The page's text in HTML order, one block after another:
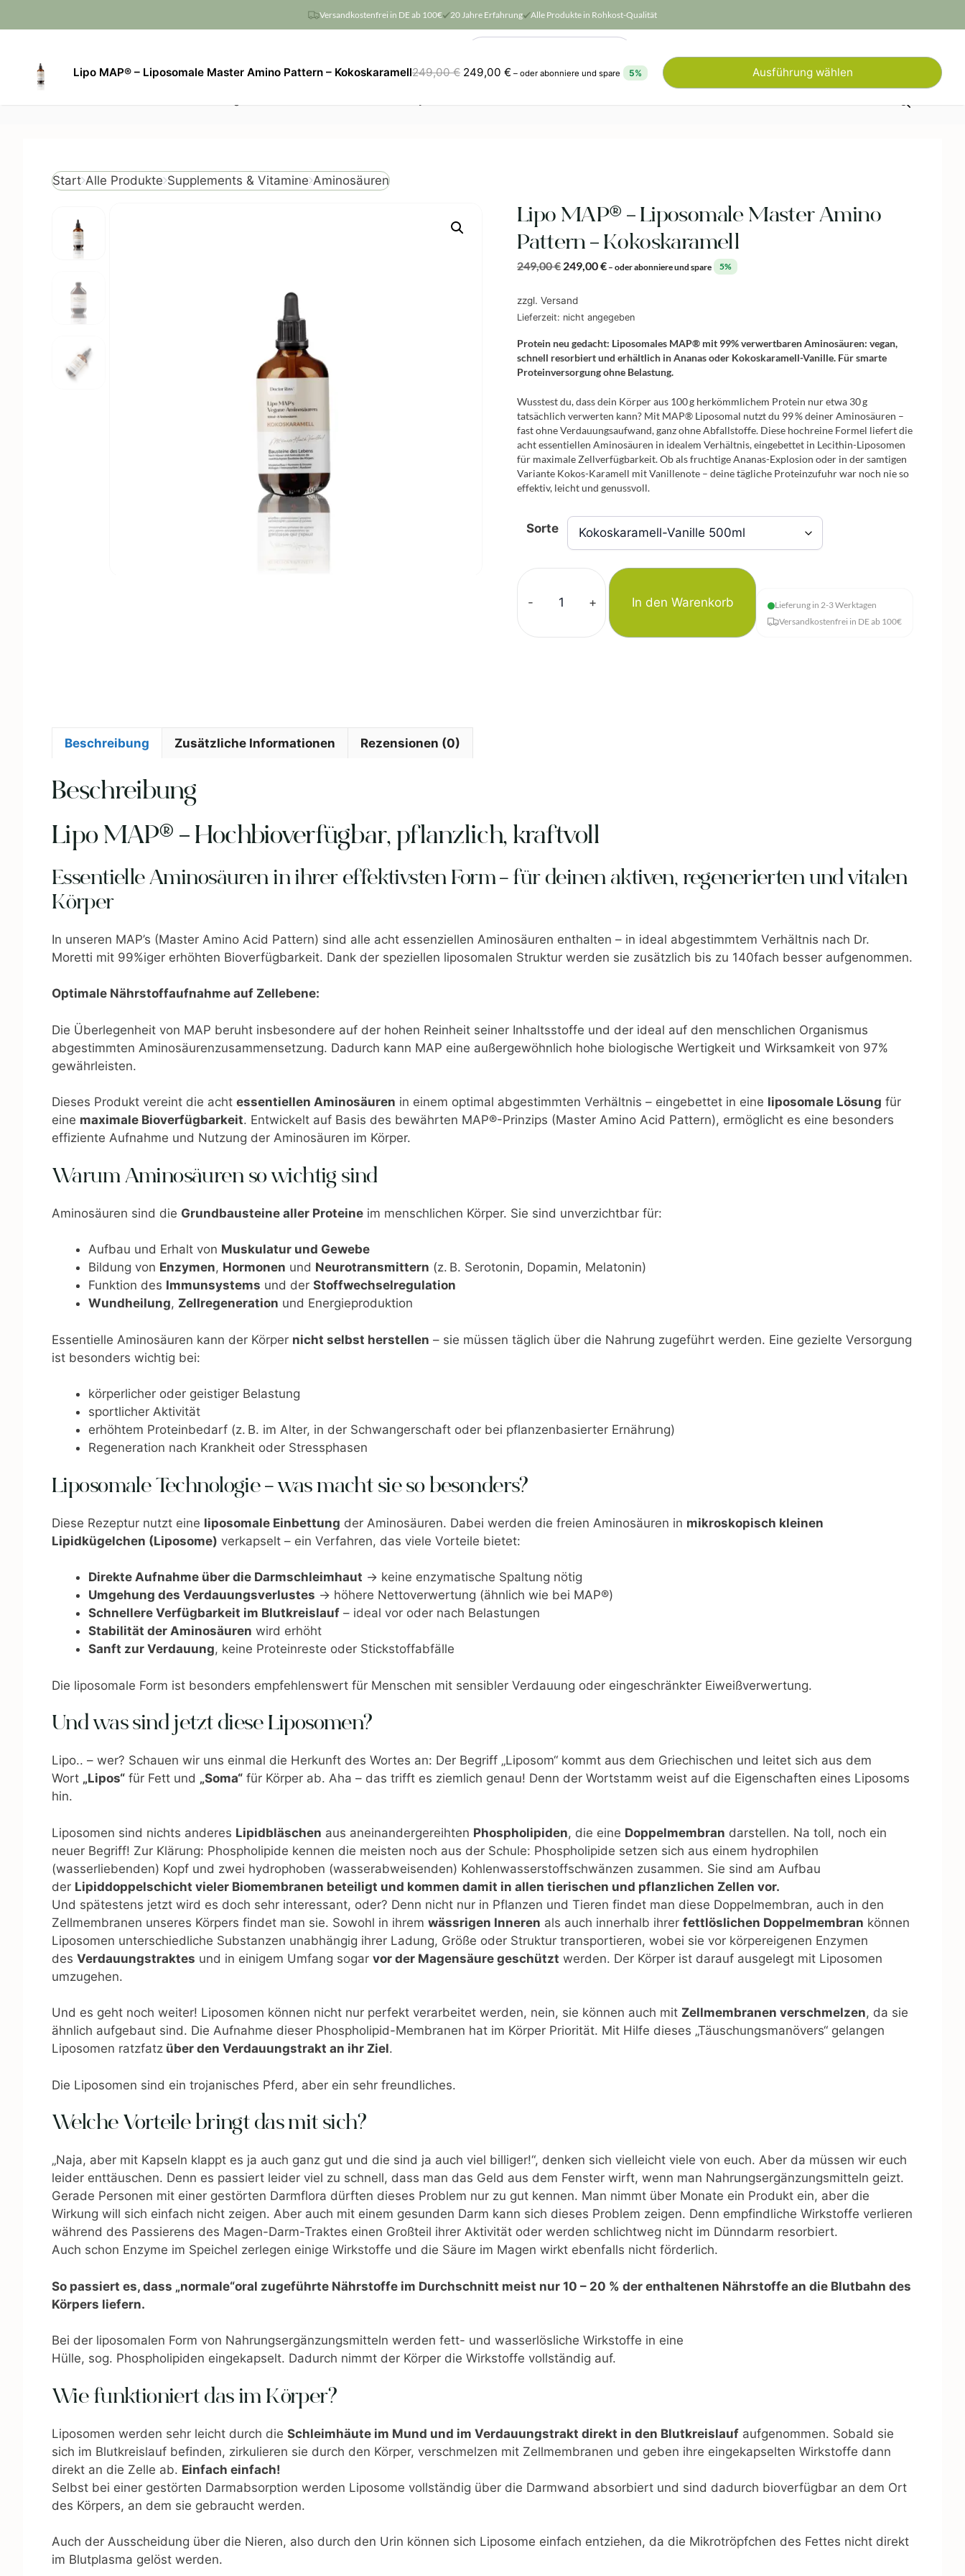
Inhalt
Versandkostenfrei in DE ab 100€ 20 Jahre Erfahrung Alle Produkte in Rohkost-Qualität
Products
Start Alle Produkte Supplements & Vitamine Aminosäuren
Lipo MAP® – Liposomale Master Amino
Pattern – Kokoskaramell
249,00€ 249,00€ – oder abonniere und spare 5%
zzgl. Versand
Lieferzeit: nicht angegeben
Protein neu gedacht: Liposomales MAP® mit 99% verwertbaren Aminosäuren: vegan,
schnell resorbiert und erhältlich in Ananas oder Kokoskaramell-Vanille. Für smarte
Proteinversorgung ohne Belastung.
Wusstest du, dass dein Körper aus 100 g herkömmlichem Protein nur etwa 30 g
tatsächlich verwerten kann? Mit MAP® Liposomal nutzt du 99 % deiner Aminosäuren –
fast ohne Verdauungsaufwand, ganz ohne Abfallstoffe. Diese hochreine Formel liefert die
acht essentiellen Aminosäuren in idealem Verhältnis, eingebettet in Lecithin-Liposomen
für maximale Zellverfügbarkeit. Ob als fruchtige Ananas-Explosion oder in der samtigen
Variante Kokos-Karamell mit Vanillenote – deine tägliche Proteinzufuhr war noch nie so
effektiv, leicht und genussvoll.
Sorte
-
MAP®
+ In den Warenkorb
Lieferung in 2-3 Werktagen
Versandkostenfrei in DE ab 100€
Beschreibung Zusätzliche Informationen Rezensionen (0)
Beschreibung
Lipo MAP® – Hochbioverfügbar, pflanzlich, kraftvoll
Essentielle Aminosäuren in ihrer effektivsten Form – für deinen aktiven, regenerierten und vitalen
Körper
In unseren MAP’s (Master Amino Acid Pattern) sind alle acht essenziellen Aminosäuren enthalten – in ideal abgestimmtem Verhältnis nach Dr.
Moretti mit 99%iger erhöhten Bioverfügbarkeit. Dank der speziellen liposomalen Struktur werden sie zusätzlich bis zu 140fach besser aufgenommen.
Optimale Nährstoffaufnahme auf Zellebene:
Die Überlegenheit von MAP beruht insbesondere auf der hohen Reinheit seiner Inhaltsstoffe und der ideal auf den menschlichen Organismus
abgestimmten Aminosäurenzusammensetzung. Dadurch kann MAP eine außergewöhnlich hohe biologische Wertigkeit und Wirksamkeit von 97%
gewährleisten.
Dieses Produkt vereint die acht essentiellen Aminosäuren in einem optimal abgestimmten Verhältnis – eingebettet in eine liposomale Lösung für
eine maximale Bioverfügbarkeit. Entwickelt auf Basis des bewährten MAP®-Prinzips (Master Amino Acid Pattern), ermöglicht es eine besonders
effiziente Aufnahme und Nutzung der Aminosäuren im Körper.
Warum Aminosäuren so wichtig sind
Aminosäuren sind die Grundbausteine aller Proteine im menschlichen Körper. Sie sind unverzichtbar für:
Aufbau und Erhalt von Muskulatur und Gewebe
Bildung von Enzymen, Hormonen und Neurotransmittern (z. B. Serotonin, Dopamin, Melatonin)
Funktion des Immunsystems und der Stoffwechselregulation
Wundheilung, Zellregeneration und Energieproduktion
Essentielle Aminosäuren kann der Körper nicht selbst herstellen – sie müssen täglich über die Nahrung zugeführt werden. Eine gezielte Versorgung
ist besonders wichtig bei:
körperlicher oder geistiger Belastung
sportlicher Aktivität
erhöhtem Proteinbedarf (z. B. im Alter, in der Schwangerschaft oder bei pflanzenbasierter Ernährung)
Regeneration nach Krankheit oder Stressphasen
Liposomale Technologie – was macht sie so besonders?
Diese Rezeptur nutzt eine liposomale Einbettung der Aminosäuren. Dabei werden die freien Aminosäuren in mikroskopisch kleinen
Lipidkügelchen (Liposome) verkapselt – ein Verfahren, das viele Vorteile bietet:
Direkte Aufnahme über die Darmschleimhaut → keine enzymatische Spaltung nötig
Umgehung des Verdauungsverlustes → höhere Nettoverwertung (ähnlich wie bei MAP®)
Schnellere Verfügbarkeit im Blutkreislauf – ideal vor oder nach Belastungen
Stabilität der Aminosäuren wird erhöht
Sanft zur Verdauung, keine Proteinreste oder Stickstoffabfälle
Die liposomale Form ist besonders empfehlenswert für Menschen mit sensibler Verdauung oder eingeschränkter Eiweißverwertung.
Und was sind jetzt diese Liposomen?
Lipo.. – wer? Schauen wir uns einmal die Herkunft des Wortes an: Der Begriff „Liposom“ kommt aus dem Griechischen und leitet sich aus dem
Wort „Lipos“ für Fett und „Soma“ für Körper ab. Aha – das trifft es ziemlich genau! Denn der Wortstamm weist auf die Eigenschaften eines Liposoms
hin.
Liposomen sind nichts anderes Lipidbläschen aus aneinandergereihten Phospholipiden, die eine Doppelmembran darstellen. Na toll, noch ein
neuer Begriff! Zur Klärung: Phospholipide kennen die meisten noch aus der Schule: Phospholipide setzen sich aus einem hydrophilen
(wasserliebenden) Kopf und zwei hydrophoben (wasserabweisenden) Kohlenwasserstoffschwänzen zusammen. Sie sind am Aufbau
der Lipiddoppelschicht vieler Biomembranen beteiligt und kommen damit in allen tierischen und pflanzlichen Zellen vor.
Und spätestens jetzt wird es doch sehr interessant, oder? Denn nicht nur in Pflanzen und Tieren findet man diese Doppelmembran, auch in den
Zellmembranen unseres Körpers findet man sie. Sowohl in ihrem wässrigen Inneren als auch innerhalb ihrer fettlöslichen Doppelmembran können
Liposomen unterschiedliche Substanzen unabhängig ihrer Ladung, Größe oder Struktur transportieren, wobei sie vor körpereigenen Enzymen
des Verdauungstraktes und in einigem Umfang sogar vor der Magensäure geschützt werden. Der Körper ist darauf ausgelegt mit Liposomen
umzugehen.
Und es geht noch weiter! Liposomen können nicht nur perfekt verarbeitet werden, nein, sie können auch mit Zellmembranen verschmelzen, da sie
ähnlich aufgebaut sind. Die Aufnahme dieser Phospholipid-Membranen hat im Körper Priorität. Mit Hilfe dieses „Täuschungsmanövers“ gelangen
Liposomen ratzfatz über den Verdauungstrakt an ihr Ziel.
Die Liposomen sind ein trojanisches Pferd, aber ein sehr freundliches.
Welche Vorteile bringt das mit sich?
„Naja, aber mit Kapseln klappt es ja auch ganz gut und die sind ja auch viel billiger!“, denken sich vielleicht viele von euch. Aber da müssen wir euch
leider enttäuschen. Denn es passiert leider viel zu schnell, dass man das Geld aus dem Fenster wirft, wenn man Nahrungsergänzungsmitteln geizt.
Gerade Personen mit einer gestörten Darmflora dürften dieses Problem nur zu gut kennen. Man nimmt über Monate ein Produkt ein, aber die
Wirkung will sich einfach nicht zeigen. Aber auch mit einem gesunden Darm kann sich dieses Problem zeigen. Denn empfindliche Wirkstoffe verlieren
während des Passierens des Magen-Darm-Traktes einen Großteil ihrer Aktivität oder werden schlichtweg nicht im Dünndarm resorbiert.
Auch schon Enzyme im Speichel zerlegen einige Wirkstoffe und die Säure im Magen wirkt ebenfalls nicht förderlich.
So passiert es, dass „normale“oral zugeführte Nährstoffe im Durchschnitt meist nur 10 – 20 % der enthaltenen Nährstoffe an die Blutbahn des
Körpers liefern.
Bei der liposomalen Form von Nahrungsergänzungsmitteln werden fett- und wasserlösliche Wirkstoffe in eine
Hülle, sog. Phospholipiden eingekapselt. Dadurch nimmt der Körper die Wirkstoffe vollständig auf.
Wie funktioniert das im Körper?
Liposomen werden sehr leicht durch die Schleimhäute im Mund und im Verdauungstrakt direkt in den Blutkreislauf aufgenommen. Sobald sie
sich im Blutkreislauf befinden, zirkulieren sie durch den Körper, verschmelzen mit Zellmembranen und geben ihre eingekapselten Wirkstoffe dann
direkt an die Zelle ab. Einfach einfach!
Selbst bei einer gestörten Darmabsorption werden Liposome vollständig über die Darmwand absorbiert und sind dadurch bioverfügbar an dem Ort
des Körpers, an dem sie gebraucht werden.
Auch der Ausscheidung über die Nieren, also durch den Urin können sich Liposome einfach entziehen, da die Mikrotröpfchen des Fettes nicht direkt
im Blutplasma gelöst werden.
Lipo MAP® – Liposomale Master Amino Pattern – Kokoskaramell249,00€ 249,00 € – oder abonniere und spare 5% Ausführung wählen